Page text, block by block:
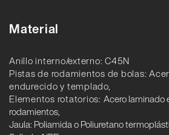
Material
Anillo interno/externo: C45N
Pistas de rodamientos de bolas:
endurecido y templado,
Elementos rotatorios: Acero laminado
rodamientos,
Jaula: Poliamida o Poliuretano